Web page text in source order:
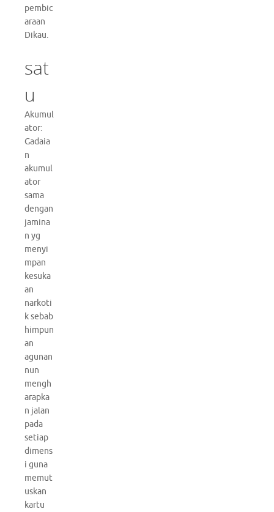
pembic
araan
Dikau.
sat
u
Akumul
ator:
Gadaia
n
akumul
ator
sama
dengan
jamina
n yg
menyi
mpan
kesuka
an
narkoti
k sebab
himpun
an
agunan
nun
mengh
arapka
n jalan
pada
setiap
dimens
i guna
memut
uskan
kartu